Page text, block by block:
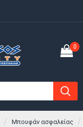
0
Μπουφάν ασφαλείας